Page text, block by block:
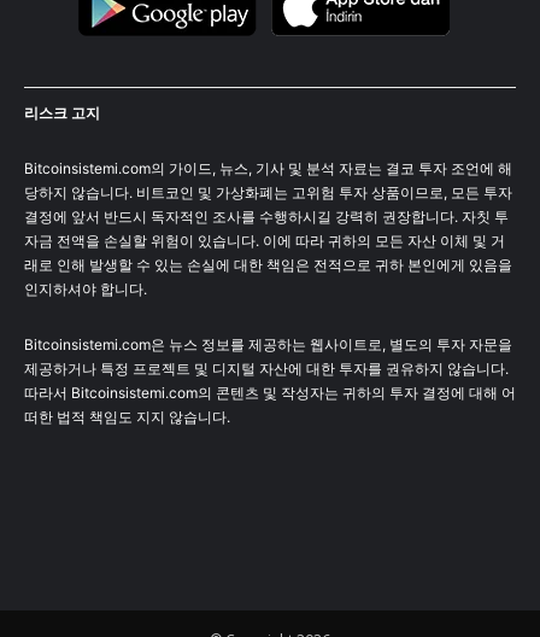
리스크 고지
Bitcoinsistemi.com의 가이드, 뉴스, 기사 및 분석 자료는 결코 투자 조언에 해
당하지 않습니다. 비트코인 및 가상화폐는 고위험 투자 상품이므로, 모든 투자
결정에 앞서 반드시 독자적인 조사를 수행하시길 강력히 권장합니다. 자칫 투
자금 전액을 손실할 위험이 있습니다. 이에 따라 귀하의 모든 자산 이체 및 거
래로 인해 발생할 수 있는 손실에 대한 책임은 전적으로 귀하 본인에게 있음을
인지하셔야 합니다.
Bitcoinsistemi.com은 뉴스 정보를 제공하는 웹사이트로, 별도의 투자 자문을
제공하거나 특정 프로젝트 및 디지털 자산에 대한 투자를 권유하지 않습니다.
따라서 Bitcoinsistemi.com의 콘텐츠 및 작성자는 귀하의 투자 결정에 대해 어
떠한 법적 책임도 지지 않습니다.